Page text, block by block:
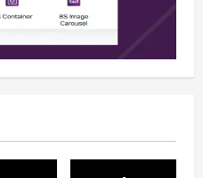
2026
AI Makin Kompleks,